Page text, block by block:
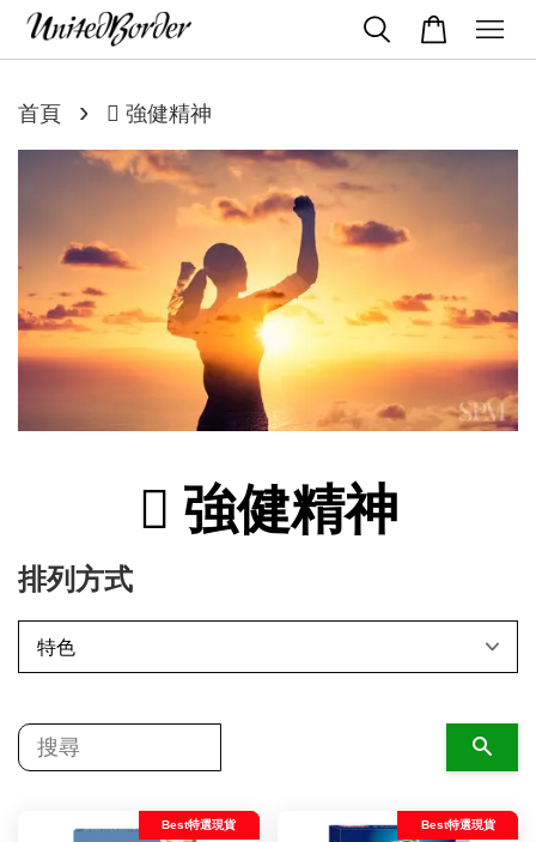
首頁 ›  強健精神
 強健精神
排列方式
Best特選現貨 Best特選現貨